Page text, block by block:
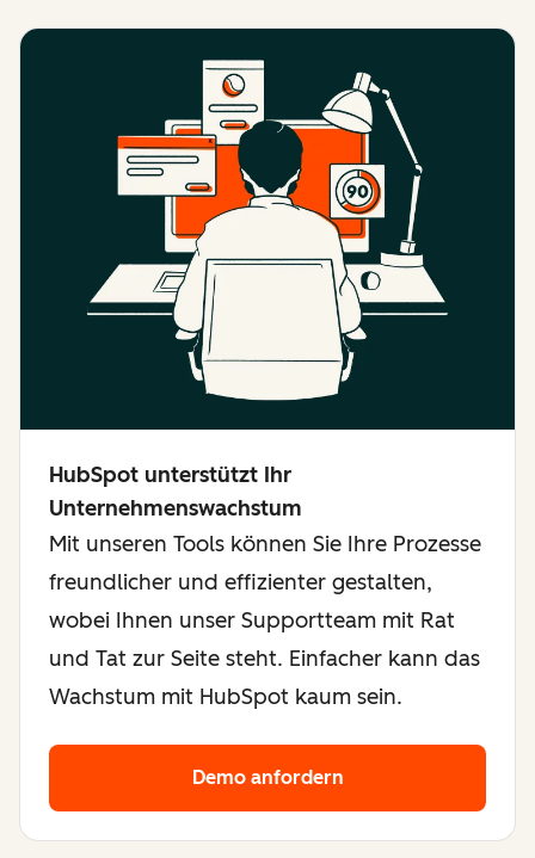
HubSpot unterstützt Ihr
Unternehmenswachstum
Mit unseren Tools können Sie Ihre Prozesse
freundlicher und effizienter gestalten,
wobei Ihnen unser Supportteam mit Rat
und Tat zur Seite steht. Einfacher kann das
Wachstum mit HubSpot kaum sein.
Demo anfordern